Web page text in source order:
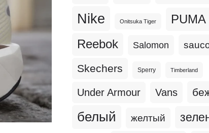
Nike Onitsuka Tiger PUMA
Reebok Salomon
Skechers Sperry Timberland
Under Armour Vans
белый желтый